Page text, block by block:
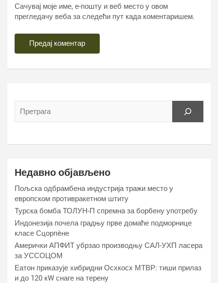
Сачувај моје име, е-пошту и веб место у овом
прегледачу веба за следећи пут када коментаришем.
Недавно објављено
Пољска одбрамбена индустрија тражи место у
европском противракетном штиту
Турска бомба ТОЛУН-П спремна за борбену употребу
Индонезија почела градњу прве домаће подморнице
класе Сцорпèне
Амерички АПФИТ убрзао производњу САЛ-УХП ласера
за УССОЦОМ
Еатон приказује хибридни Осхкосх МТВР: тиши прилаз
и до 120 кW снаге на терену